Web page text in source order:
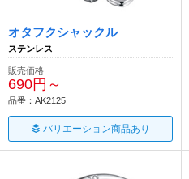
オタフクシャックル
ステンレス
販売価格
690円～
品番：AK2125
バリエーション商品あり